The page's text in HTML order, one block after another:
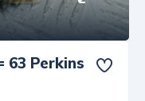
63 Perkins